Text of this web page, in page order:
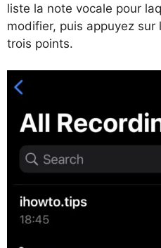
liste la note vocale pour
modifier, puis appuyez sur
trois points.